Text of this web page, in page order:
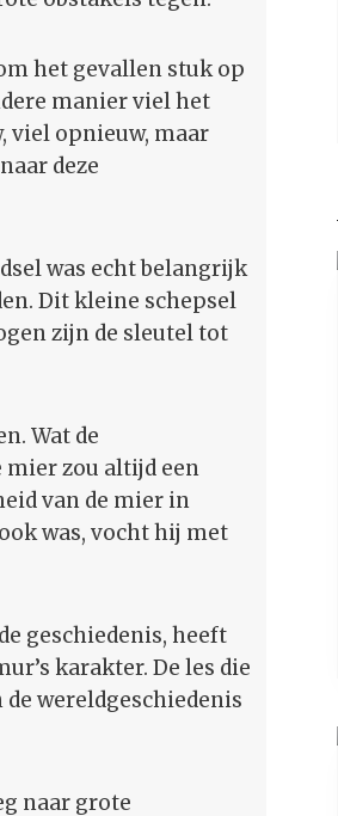
het gevallen stuk op
manier viel het
viel opnieuw, maar
deze
was echt belangrijk
Dit kleine schepsel
zijn de sleutel tot
Wat de
mier zou altijd een
van de mier in
was, vocht hij met
geschiedenis, heeft
karakter. De les die
wereldgeschiedenis
naar grote